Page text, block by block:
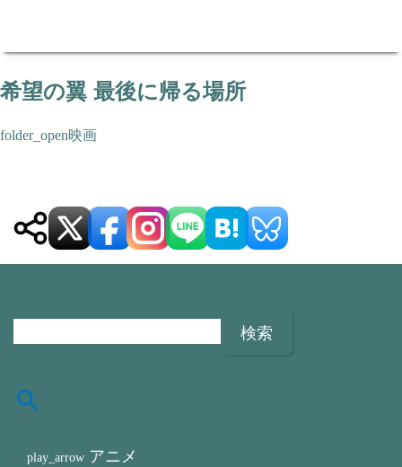
希望の翼 最後に帰る場所
映画
アニメ